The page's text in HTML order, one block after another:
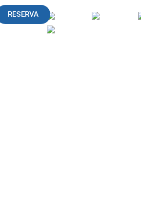
RESERVA